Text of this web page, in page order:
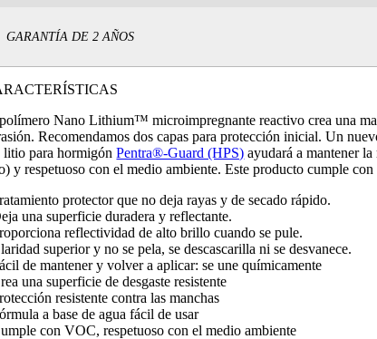
GARANTÍA DE 2 AÑOS
Nano Lithium™ microimpregnante reactivo crea una
Recomendamos dos capas para protección inicial. Un
para hormigónPentra®-Guard (HPS) ayudará a mantener
y respetuoso con el medio ambiente. Este producto cumple
protector que no deja rayas y de secado rápido.
una superficie duradera y reflectante.
reflectividad de alto brillo cuando se pule.
superior y no se pela, se descascarilla ni se desvanece.
de mantener y volver a aplicar: se une químicamente
una superficie de desgaste resistente
resistente contra las manchas
a base de agua fácil de usar
con VOC, respetuoso con el medio ambiente